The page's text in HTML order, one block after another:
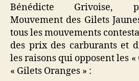
Bénédicte Grivoise,
Mouvement des Gilets
tous les mouvements
des prix des carburants et
les raisons qui opposent les «
« Gilets Oranges » :